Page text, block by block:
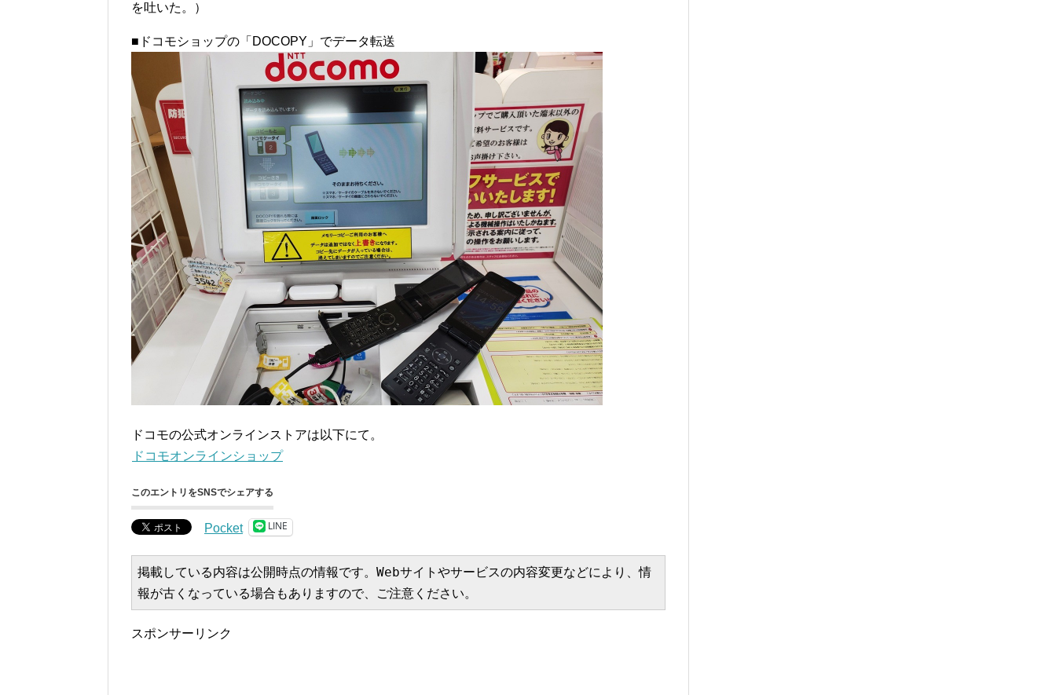
を吐いた。）
■ドコモショップの「DOCOPY」でデータ転送
ドコモの公式オンラインストアは以下にて。
ドコモオンラインショップ
このエントリをSNSでシェアする
Pocket LINE
掲載している内容は公開時点の情報です。Webサイトやサービスの内容変更などにより、情
報が古くなっている場合もありますので、ご注意ください。
スポンサーリンク